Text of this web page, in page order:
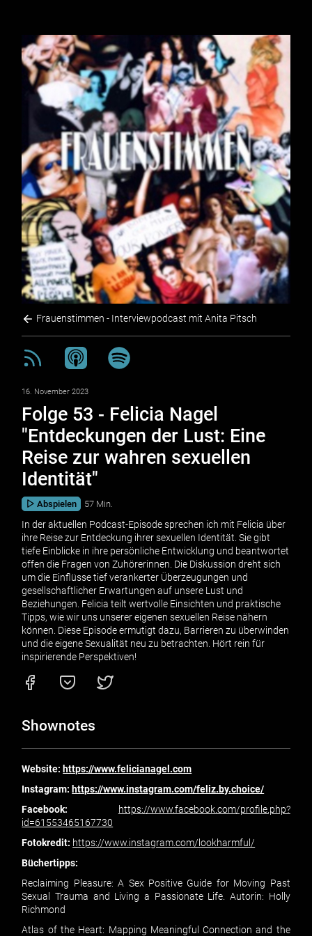
Frauenstimmen - Interviewpodcast mit Anita Pitsch
16. November 2023
Folge 53 - Felicia Nagel
"Entdeckungen der Lust: Eine
Reise zur wahren sexuellen
Identität"
Abspielen 57 Min.
In der aktuellen Podcast-Episode sprechen ich mit Felicia über
ihre Reise zur Entdeckung ihrer sexuellen Identität. Sie gibt
tiefe Einblicke in ihre persönliche Entwicklung und beantwortet
offen die Fragen von Zuhörerinnen. Die Diskussion dreht sich
um die Einflüsse tief verankerter Überzeugungen und
gesellschaftlicher Erwartungen auf unsere Lust und
Beziehungen. Felicia teilt wertvolle Einsichten und praktische
Tipps, wie wir uns unserer eigenen sexuellen Reise nähern
können. Diese Episode ermutigt dazu, Barrieren zu überwinden
und die eigene Sexualität neu zu betrachten. Hört rein für
inspirierende Perspektiven!
Shownotes
Website:https://www.felicianagel.com
Instagram:https://www.instagram.com/feliz.by.choice/
Facebook: https://www.facebook.com/profile.php?
id=61553465167730
Fotokredit: https://www.instagram.com/lookharmful/
Büchertipps:
Reclaiming Pleasure: A Sex Positive Guide for Moving Past
Sexual Trauma and Living a Passionate Life. Autorin: Holly
Richmond
Atlas of the Heart: Mapping Meaningful Connection and the